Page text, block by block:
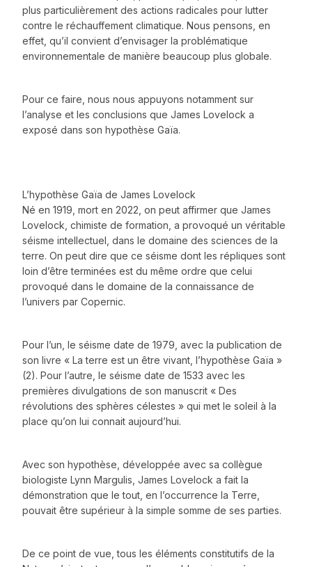
plus particulièrement des actions radicales pour lutter
contre le réchauffement climatique. Nous pensons, en
effet, qu’il convient d’envisager la problématique
environnementale de manière beaucoup plus globale.
Pour ce faire, nous nous appuyons notamment sur
l’analyse et les conclusions que James Lovelock a
exposé dans son hypothèse Gaïa.
L’hypothèse Gaïa de James Lovelock
Né en 1919, mort en 2022, on peut affirmer que James
Lovelock, chimiste de formation, a provoqué un véritable
séisme intellectuel, dans le domaine des sciences de la
terre. On peut dire que ce séisme dont les répliques sont
loin d’être terminées est du même ordre que celui
provoqué dans le domaine de la connaissance de
l’univers par Copernic.
Pour l’un, le séisme date de 1979, avec la publication de
son livre « La terre est un être vivant, l’hypothèse Gaïa »
(2). Pour l’autre, le séisme date de 1533 avec les
premières divulgations de son manuscrit « Des
révolutions des sphères célestes » qui met le soleil à la
place qu’on lui connait aujourd’hui.
Avec son hypothèse, développée avec sa collègue
biologiste Lynn Margulis, James Lovelock a fait la
démonstration que le tout, en l’occurrence la Terre,
pouvait être supérieur à la simple somme de ses parties.
De ce point de vue, tous les éléments constitutifs de la